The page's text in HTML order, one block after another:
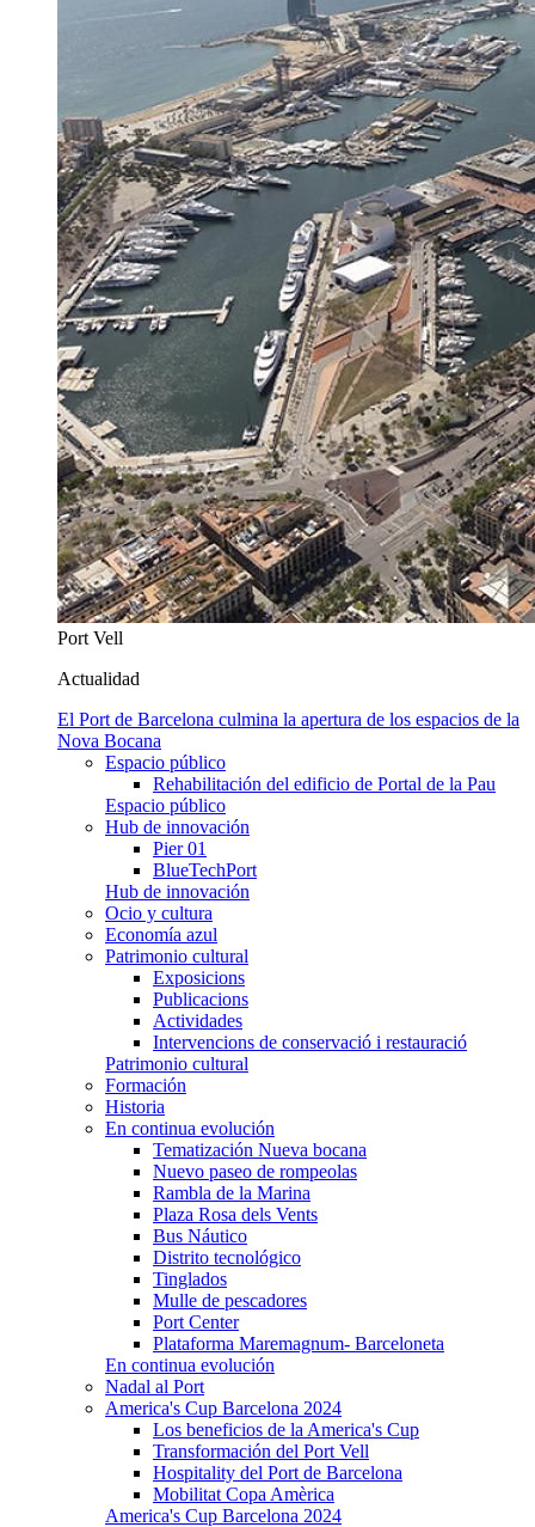
Port Vell
Actualidad
El Port de Barcelona culmina la apertura de los espacios de la
Nova Bocana
Espacio público
Rehabilitación del edificio de Portal de la Pau
Espacio público
Hub de innovación
Pier 01
BlueTechPort
Hub de innovación
Ocio y cultura
Economía azul
Patrimonio cultural
Exposicions
Publicacions
Actividades
Intervencions de conservació i restauració
Patrimonio cultural
Formación
Historia
En continua evolución
Tematización Nueva bocana
Nuevo paseo de rompeolas
Rambla de la Marina
Plaza Rosa dels Vents
Bus Náutico
Distrito tecnológico
Tinglados
Mulle de pescadores
Port Center
Plataforma Maremagnum- Barceloneta
En continua evolución
Nadal al Port
America's Cup Barcelona 2024
Los beneficios de la America's Cup
Transformación del Port Vell
Hospitality del Port de Barcelona
Mobilitat Copa Amèrica
America's Cup Barcelona 2024